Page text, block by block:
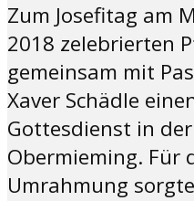
Zum Josefitag am
2018 zelebrierten
gemeinsam mit
Xaver Schädle
Gottesdienst in
Obermieming. Für
Umrahmung